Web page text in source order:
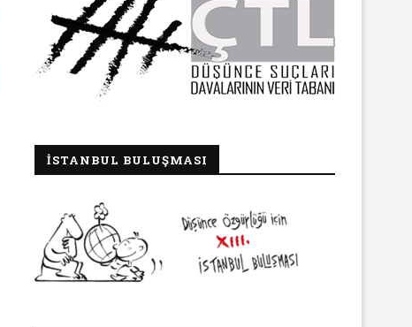
İSTANBUL BULUŞMASI